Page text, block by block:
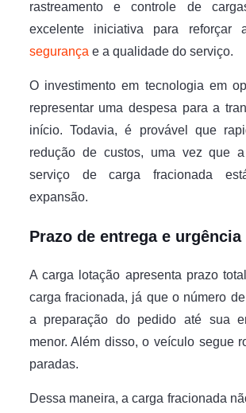
rastreamento e controle de
excelente iniciativa para reforçar
segurança e a qualidade do serviço.
O investimento em tecnologia em
representar uma despesa para a
início. Todavia, é provável que
redução de custos, uma vez que
serviço de carga fracionada
expansão.
Prazo de entrega e urgência
A carga lotação apresenta prazo
carga fracionada, já que o número
a preparação do pedido até sua
menor. Além disso, o veículo segue
paradas.
Dessa maneira, a carga fracionada